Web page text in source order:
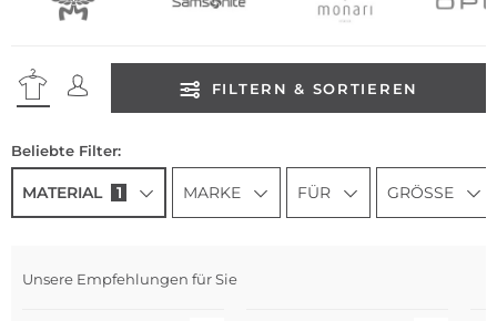
FILTERN & SORTIEREN
Beliebte Filter:
MATERIAL 1 MARKE FÜR GRÖSSE
Unsere Empfehlungen für Sie
Multi Pack